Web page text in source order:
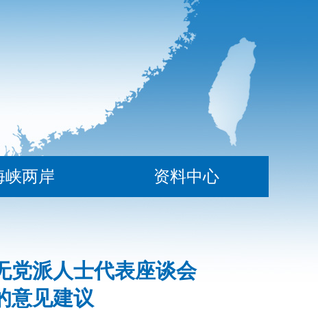
峡两岸 资料中心
党派人士代表座谈会
意见建议